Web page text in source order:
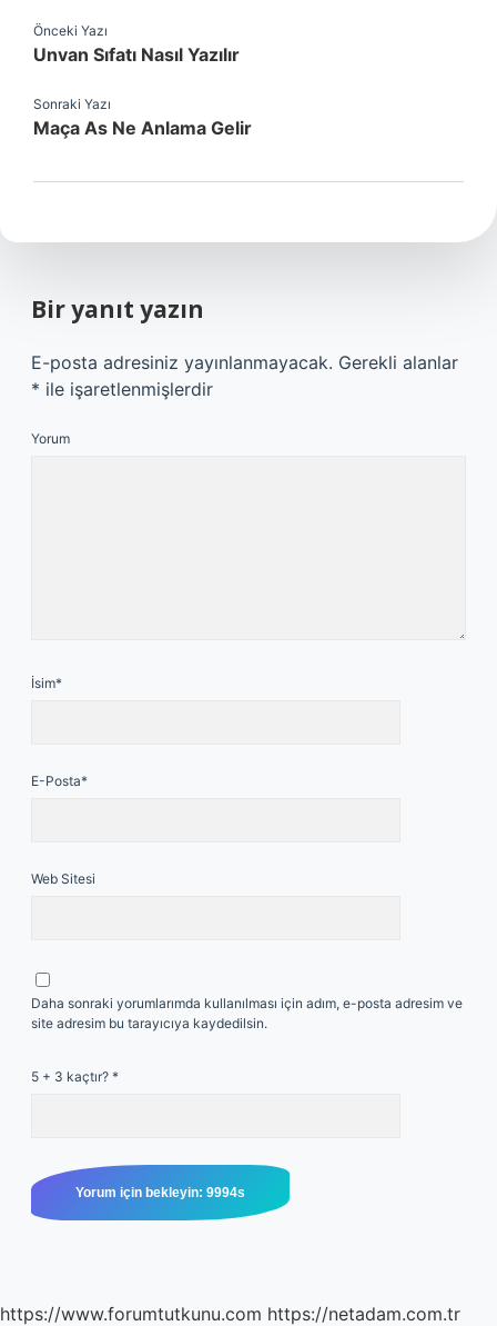
Önceki Yazı
Unvan Sıfatı Nasıl Yazılır
Sonraki Yazı
Maça As Ne Anlama Gelir
Bir yanıt yazın
E-posta adresiniz yayınlanmayacak. Gerekli alanlar
* ile işaretlenmişlerdir
Yorum
İsim*
E-Posta*
Web Sitesi
Daha sonraki yorumlarımda kullanılması için adım, e-posta adresim ve
site adresim bu tarayıcıya kaydedilsin.
5 + 3 kaçtır? *
https://www.forumtutkunu.com https://netadam.com.tr